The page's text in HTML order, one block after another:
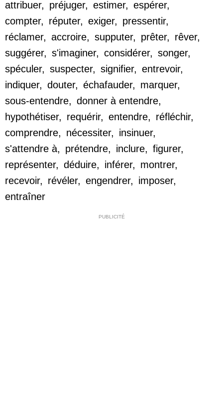
attribuer, préjuger, estimer, espérer,
compter, réputer, exiger, pressentir,
réclamer, accroire, supputer, prêter, rêver,
suggérer, s'imaginer, considérer, songer,
spéculer, suspecter, signifier, entrevoir,
indiquer, douter, échafauder, marquer,
sous-entendre, donner à entendre,
hypothétiser, requérir, entendre, réfléchir,
comprendre, nécessiter, insinuer,
s'attendre à, prétendre, inclure, figurer,
représenter, déduire, inférer, montrer,
recevoir, révéler, engendrer, imposer,
entraîner
PUBLICITÉ